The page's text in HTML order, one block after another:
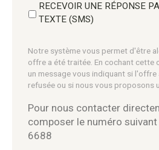
RECEVOIR UNE RÉPONSE
TEXTE (SMS)
Notre système vous permet d'être
offre a été traitée. En cochant cette
un message vous indiquant si l'offre
refusée ou si nous vous proposons
Pour nous contacter
composer le numéro
6688